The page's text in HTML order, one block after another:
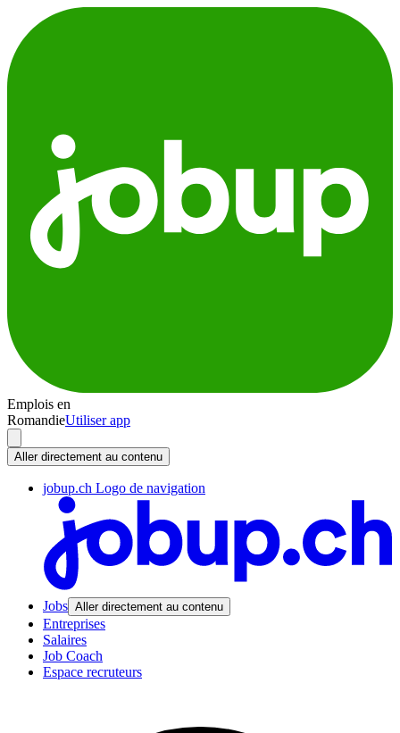
Emplois en
RomandieUtiliser app
Aller directement au contenu
jobup.ch Logo de navigation
Jobs Aller directement au contenu
Entreprises
Salaires
Job Coach
Espace recruteurs